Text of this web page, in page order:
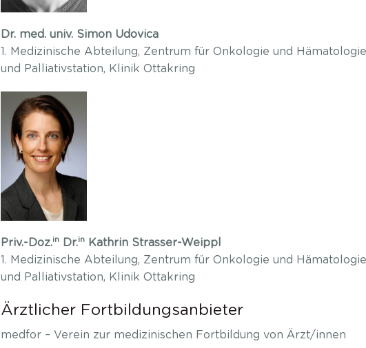
Dr. med. univ. Simon Udovica
1. Medizinische Abteilung, Zentrum für Onkologie und
und Palliativstation, Klinik Ottakring
Priv.-Doz.in Dr.in
Kathrin Strasser-Weippl
1. Medizinische Abteilung, Zentrum für Onkologie und
und Palliativstation, Klinik Ottakring
Ärztlicher Fortbildungsanbieter
medfor – Verein zur medizinischen Fortbildung von Ärzt/innen